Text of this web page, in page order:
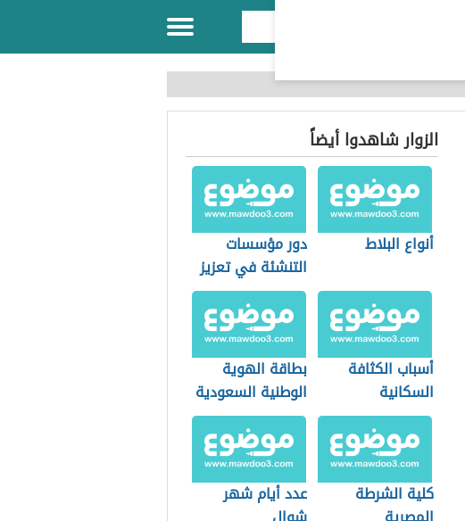
الزوار شاهدوا أيضاً
أنواع البلاط
دور مؤسسات
التنشئة في تعزيز
قيم المواطنة
أسباب الكثافة
السكانية
بطاقة الهوية
الوطنية السعودية
كلية الشرطة
عدد أيام شهر